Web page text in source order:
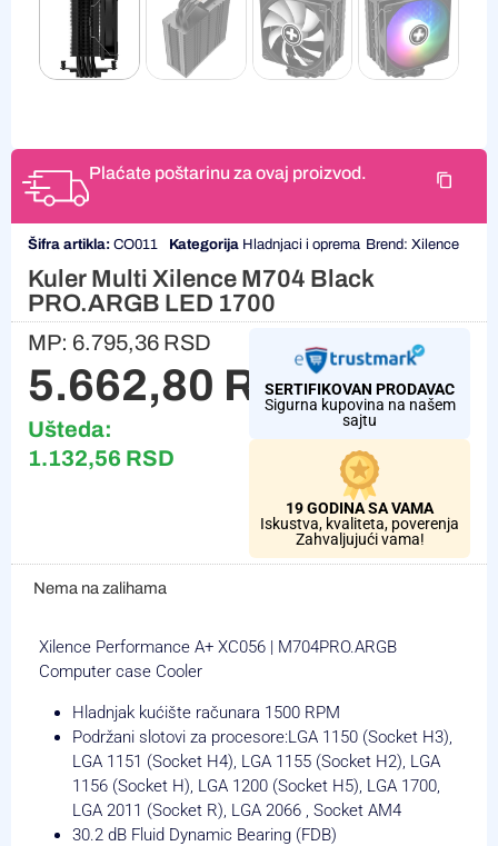
Plaćate poštarinu za ovaj proizvod.
Šifra artikla: CO011 Kategorija Hladnjaci i oprema Brend: Xilence
Kuler Multi Xilence M704 Black
PRO.ARGB LED 1700
MP: 6.795,36 RSD
5.662,80 RSD
Ušteda:
1.132,56 RSD
SERTIFIKOVAN PRODAVAC
Sigurna kupovina na našem
sajtu
19 GODINA SA VAMA
Iskustva, kvaliteta, poverenja
Zahvaljujući vama!
Nema na zalihama
Xilence Performance A+ XC056 | M704PRO.ARGB
Computer case Cooler
Hladnjak kućište računara 1500 RPM
Podržani slotovi za procesore:LGA 1150 (Socket H3),
LGA 1151 (Socket H4), LGA 1155 (Socket H2), LGA
1156 (Socket H), LGA 1200 (Socket H5), LGA 1700,
LGA 2011 (Socket R), LGA 2066 , Socket AM4
30.2 dB Fluid Dynamic Bearing (FDB)